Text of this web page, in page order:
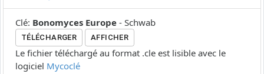
Clé: Bonomyces Europe - Schwab
TÉLÉCHARGER AFFICHER
Le fichier téléchargé au format .cle est lisible avec le
logiciel Mycoclé